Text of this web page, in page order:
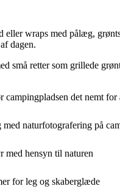
wraps med pålæg,
dagen.
små retter som grillede
campingpladsen det nemt for
naturfotografering på
med hensyn til naturen
for leg og skaberglæde